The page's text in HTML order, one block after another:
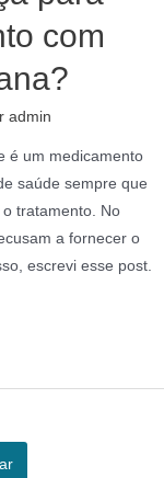
com
admin
é um medicamento
saúde sempre que
tratamento. No
a fornecer o
escrevi esse post.